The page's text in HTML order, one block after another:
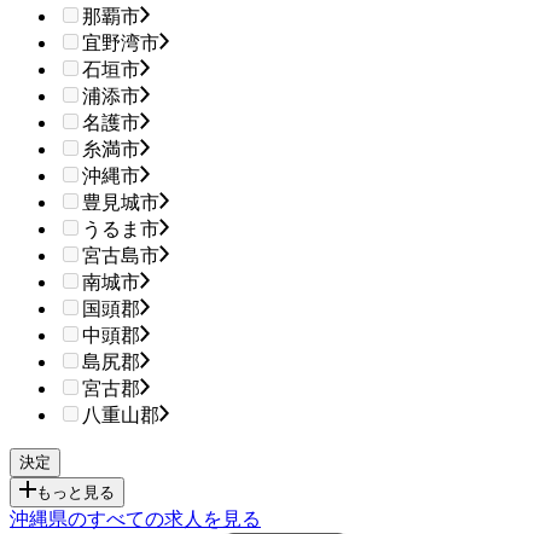
那覇市
宜野湾市
石垣市
浦添市
名護市
糸満市
沖縄市
豊見城市
うるま市
宮古島市
南城市
国頭郡
中頭郡
島尻郡
宮古郡
八重山郡
もっと見る
沖縄県のすべての求人を見る